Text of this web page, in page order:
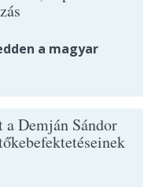
a magyar
a Demján Sándor